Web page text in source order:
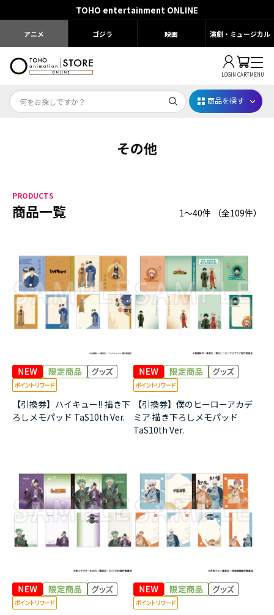
TOHO entertainment ONLINE
アニメ ゴジラ 映画 演劇・ミュージカル
LOGIN CARTMENU
Dr.STONE STONE FES.2026
じゅじゅフェス 2026
アニメ『僕のヒーローアカデミア』10周年
ハイキュー!!ジャージ＆ユニフォーム
『無職転生Ⅲ ～異世界行ったら本気だす～』
『ふつつかな悪女ではございますが ～雛宮蝶鼠と
りかえ伝～』
商品を探す
その他
PRODUCTS
商品一覧 1～40件 （全109件）
【引換券】ハイキュー!! 描き下
ろしメモパッド TaS10th Ver.
【引換券】僕のヒーローアカデ
ミア 描き下ろしメモパッド
TaS10th Ver.